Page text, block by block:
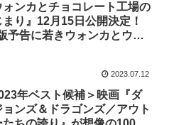
ォンカとチョコレート工場の
まり』12月15日公開決定！
予告に若きウォンカとウン
2023.07.12
年ベスト候補＞映画『ダ
ョンズ＆ドラゴンズ／アウト